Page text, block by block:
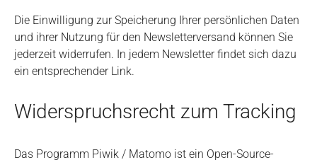
Die Einwilligung zur Speicherung Ihrer persönlichen Daten
und ihrer Nutzung für den Newsletterversand können Sie
jederzeit widerrufen. In jedem Newsletter findet sich dazu
ein entsprechender Link.
Widerspruchsrecht zum Tracking
Das Programm Piwik / Matomo ist ein Open-Source-